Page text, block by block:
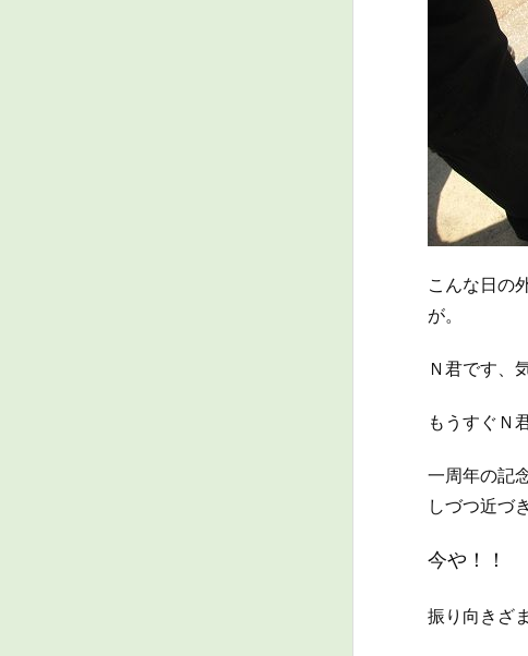
こんな日の
が。
Ｎ君です、
もうすぐＮ
一周年の記
しづつ近づ
今や！！
振り向きざ